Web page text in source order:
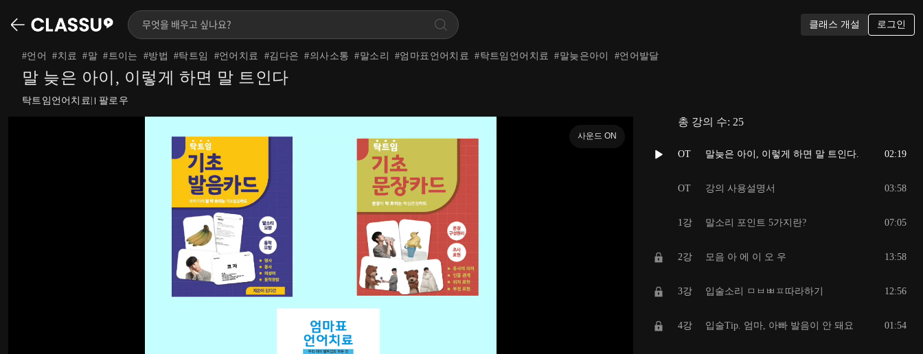
클래스 개설 로그인
#언어 #치료 #말 #트이는 #방법 #탁트임 #언어치료 #김다은 #의사소통 #말소리 #엄마표언어치료 #탁트임언어치료 #말늦은아이 #언어발달
말 늦은 아이, 이렇게 하면 말 트인다
탁트임언어치료 팔로우
사운드 ON
총 강의 수: 25
OT 말늦은 아이, 이렇게 하면 말 트인다. 02:19
OT 강의 사용설명서 03:58
1강 말소리 포인트 5가지란? 07:05
2강 모음 아 에 이 오 우 13:58
3강 입술소리 ㅁㅂㅃㅍ따라하기 12:56
4강 입술Tip. 엄마, 아빠 발음이 안 돼요 01:54